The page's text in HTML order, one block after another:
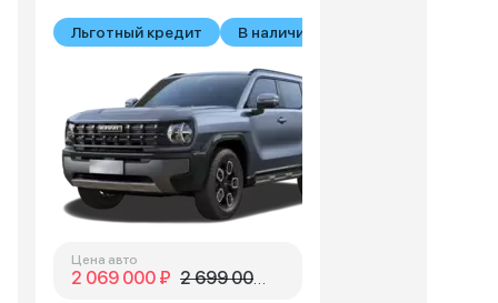
Льготный кредит В наличии
Цена авто
2 069 000 ₽ 2 699 000 ₽